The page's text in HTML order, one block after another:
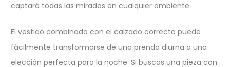
captará todas las miradas en cualquier ambiente.
El vestido combinado con el calzado correcto puede
fácilmente transformarse de una prenda diurna a una
elección perfecta para la noche. Si buscas una pieza con